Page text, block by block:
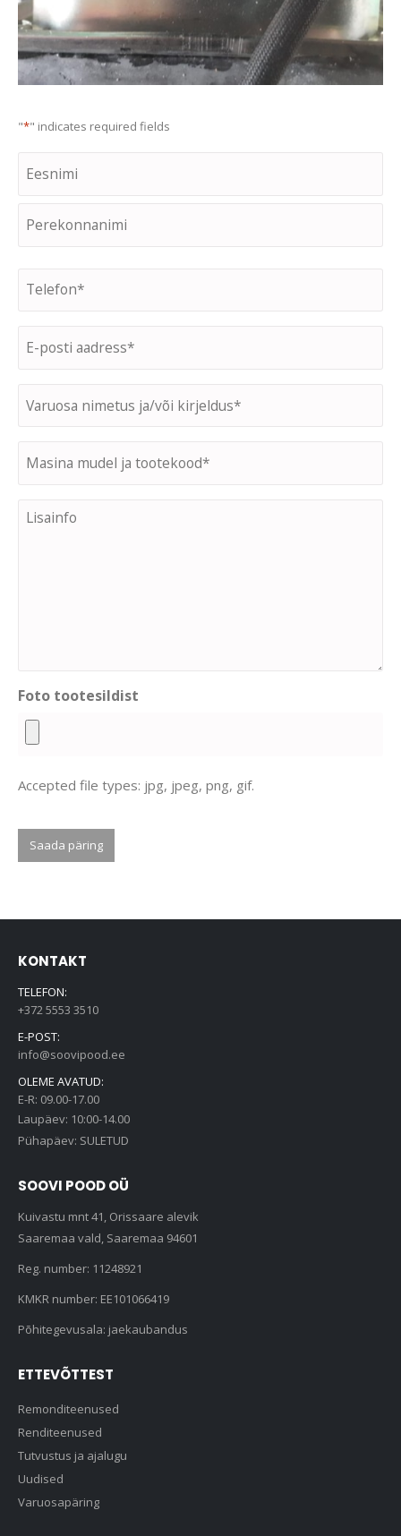
"*" indicates required fields
First
kirjeldus *
mudel
ja
tootekood
Lisainfo
Foto tootesildist
Accepted file types: jpg, jpeg, png, gif.
Saada päring
KONTAKT
TELEFON:
+372 5553 3510
E-POST:
info@soovipood.ee
OLEME AVATUD:
E-R: 09.00-17.00
Laupäev: 10:00-14.00
Pühapäev: SULETUD
SOOVI POOD OÜ
Kuivastu mnt 41, Orissaare alevik
Saaremaa vald, Saaremaa 94601
Reg. number: 11248921
KMKR number: EE101066419
Põhitegevusala: jaekaubandus
ETTEVÕTTEST
Remonditeenused
Renditeenused
Tutvustus ja ajalugu
Uudised
Varuosapäring